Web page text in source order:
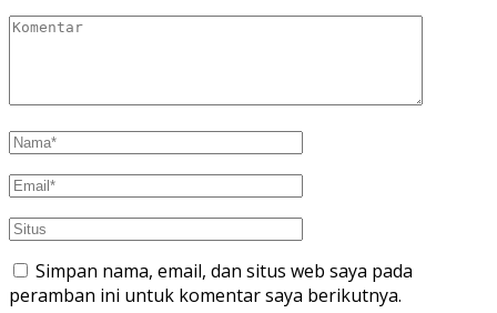
Simpan nama, email, dan situs web saya pada
peramban ini untuk komentar saya berikutnya.